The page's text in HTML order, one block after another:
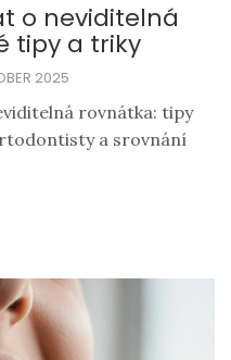
o neviditelná
tipy a triky
2025
rovnátka: tipy
a srovnání